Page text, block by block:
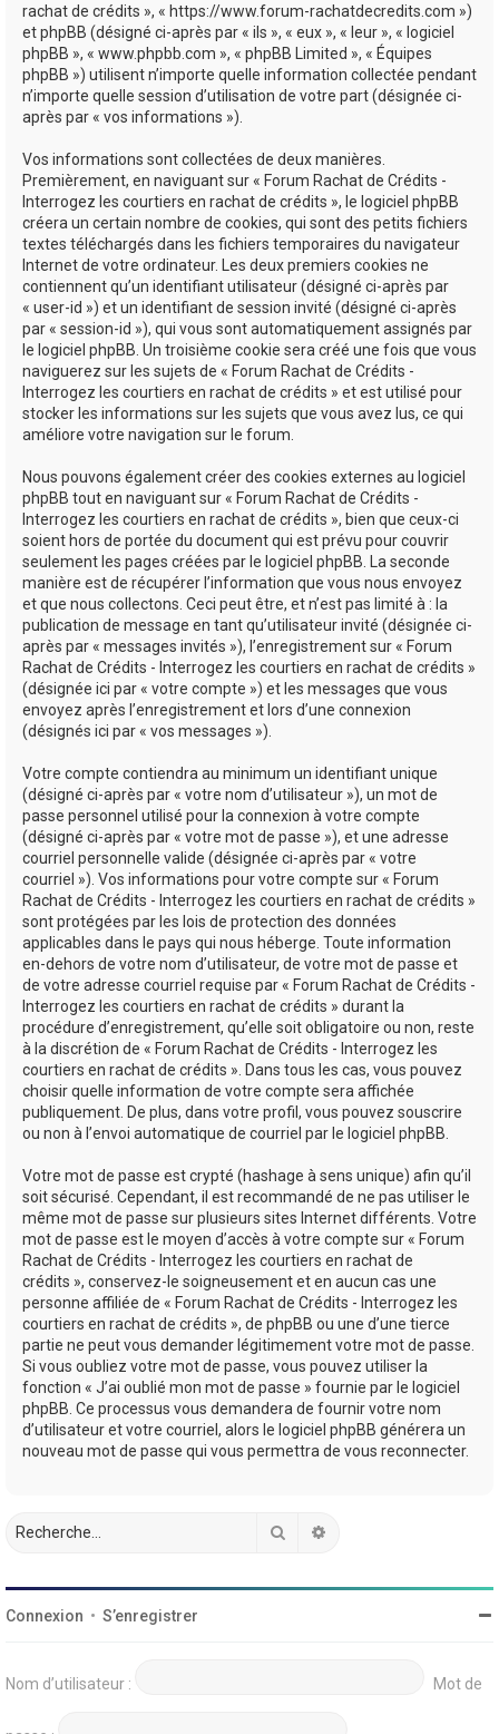
rachat de crédits », « https://www.forum-rachatdecredits.com »)
et phpBB (désigné ci-après par « ils », « eux », « leur », « logiciel
phpBB », « www.phpbb.com », « phpBB Limited », « Équipes
phpBB ») utilisent n’importe quelle information collectée pendant
n’importe quelle session d’utilisation de votre part (désignée ci-
après par « vos informations »).
Vos informations sont collectées de deux manières.
Premièrement, en naviguant sur « Forum Rachat de Crédits -
Interrogez les courtiers en rachat de crédits », le logiciel phpBB
créera un certain nombre de cookies, qui sont des petits fichiers
textes téléchargés dans les fichiers temporaires du navigateur
Internet de votre ordinateur. Les deux premiers cookies ne
contiennent qu’un identifiant utilisateur (désigné ci-après par
« user-id ») et un identifiant de session invité (désigné ci-après
par « session-id »), qui vous sont automatiquement assignés par
le logiciel phpBB. Un troisième cookie sera créé une fois que vous
naviguerez sur les sujets de « Forum Rachat de Crédits -
Interrogez les courtiers en rachat de crédits » et est utilisé pour
stocker les informations sur les sujets que vous avez lus, ce qui
améliore votre navigation sur le forum.
Nous pouvons également créer des cookies externes au logiciel
phpBB tout en naviguant sur « Forum Rachat de Crédits -
Interrogez les courtiers en rachat de crédits », bien que ceux-ci
soient hors de portée du document qui est prévu pour couvrir
seulement les pages créées par le logiciel phpBB. La seconde
manière est de récupérer l’information que vous nous envoyez
et que nous collectons. Ceci peut être, et n’est pas limité à : la
publication de message en tant qu’utilisateur invité (désignée ci-
après par « messages invités »), l’enregistrement sur « Forum
Rachat de Crédits - Interrogez les courtiers en rachat de crédits »
(désignée ici par « votre compte ») et les messages que vous
envoyez après l’enregistrement et lors d’une connexion
(désignés ici par « vos messages »).
Votre compte contiendra au minimum un identifiant unique
(désigné ci-après par « votre nom d’utilisateur »), un mot de
passe personnel utilisé pour la connexion à votre compte
(désigné ci-après par « votre mot de passe »), et une adresse
courriel personnelle valide (désignée ci-après par « votre
courriel »). Vos informations pour votre compte sur « Forum
Rachat de Crédits - Interrogez les courtiers en rachat de crédits »
sont protégées par les lois de protection des données
applicables dans le pays qui nous héberge. Toute information
en-dehors de votre nom d’utilisateur, de votre mot de passe et
de votre adresse courriel requise par « Forum Rachat de Crédits -
Interrogez les courtiers en rachat de crédits » durant la
procédure d’enregistrement, qu’elle soit obligatoire ou non, reste
à la discrétion de « Forum Rachat de Crédits - Interrogez les
courtiers en rachat de crédits ». Dans tous les cas, vous pouvez
choisir quelle information de votre compte sera affichée
publiquement. De plus, dans votre profil, vous pouvez souscrire
ou non à l’envoi automatique de courriel par le logiciel phpBB.
Votre mot de passe est crypté (hashage à sens unique) afin qu’il
soit sécurisé. Cependant, il est recommandé de ne pas utiliser le
même mot de passe sur plusieurs sites Internet différents. Votre
mot de passe est le moyen d’accès à votre compte sur « Forum
Rachat de Crédits - Interrogez les courtiers en rachat de
crédits », conservez-le soigneusement et en aucun cas une
personne affiliée de « Forum Rachat de Crédits - Interrogez les
courtiers en rachat de crédits », de phpBB ou une d’une tierce
partie ne peut vous demander légitimement votre mot de passe.
Si vous oubliez votre mot de passe, vous pouvez utiliser la
fonction « J’ai oublié mon mot de passe » fournie par le logiciel
phpBB. Ce processus vous demandera de fournir votre nom
d’utilisateur et votre courriel, alors le logiciel phpBB générera un
nouveau mot de passe qui vous permettra de vous reconnecter.
Rechercher
Connexion • S’enregistrer
Nom d’utilisateur : Mot de